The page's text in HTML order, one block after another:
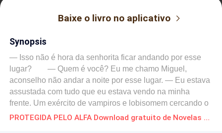
Baixe o livro no aplicativo
Synopsis
— Isso não é hora da senhorita ficar andando por esse
lugar? — Quem é você? Eu me chamo Miguel,
aconselho não andar a noite por esse lugar. — Eu estava
assustada com tudo que eu estava vendo na minha
frente. Um exército de vampiros e lobisomem cercando o
meu protetor que usou sua força brutal e com sua espadaPROTEGIDA PELO ALFA Download gratuito de Novelas Online em PDF